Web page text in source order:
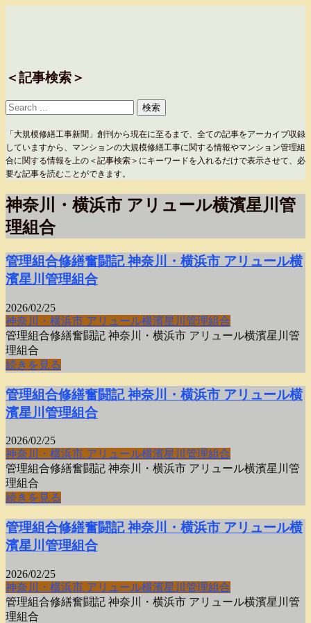
＜記事検索＞
「大規模修繕工事新聞」創刊から現在に至るまで、全ての記事をアーカイブ収録
していますから、マンションの大規模修繕工事に関する情報やマンション管理組
合に関する情報を上の＜記事検索＞にキーワードを入れるだけで表示させて、必
要な記事を読むことができます。
神奈川・横浜市 アリュール横濱星川管
理組合
管理組合修繕奮闘記 神奈川・横浜市 アリュール横
濱星川管理組合
2026/02/25
神奈川・横浜市 アリュール横濱星川管理組合
管理組合修繕奮闘記 神奈川・横浜市 アリュール横濱星川管
理組合
続きを見る
管理組合修繕奮闘記 神奈川・横浜市 アリュール横
濱星川管理組合
2026/02/25
神奈川・横浜市 アリュール横濱星川管理組合
管理組合修繕奮闘記 神奈川・横浜市 アリュール横濱星川管
理組合
続きを見る
管理組合修繕奮闘記 神奈川・横浜市 アリュール横
濱星川管理組合
2026/02/25
神奈川・横浜市 アリュール横濱星川管理組合
管理組合修繕奮闘記 神奈川・横浜市 アリュール横濱星川管
理組合